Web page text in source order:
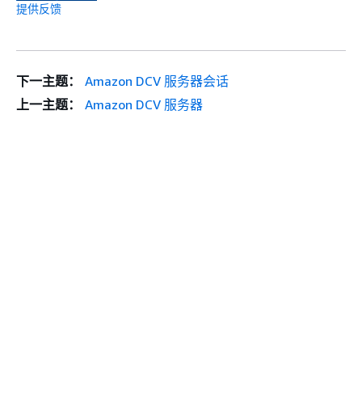
提供反馈
下一主题：
Amazon DCV 服务器会话
上一主题：
Amazon DCV 服务器